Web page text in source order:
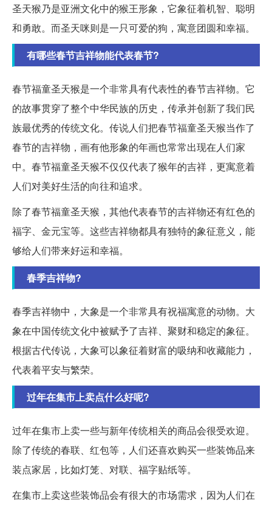
圣天猴乃是亚洲文化中的猴王形象，它象征着机智、聪明
和勇敢。而圣天咪则是一只可爱的狗，寓意团圆和幸福。
有哪些春节吉祥物能代表春节?
春节福童圣天猴是一个非常具有代表性的春节吉祥物。它
的故事贯穿了整个中华民族的历史，传承并创新了我们民
族最优秀的传统文化。传说人们把春节福童圣天猴当作了
春节的吉祥物，画有他形象的年画也常常出现在人们家
中。春节福童圣天猴不仅仅代表了猴年的吉祥，更寓意着
人们对美好生活的向往和追求。
除了春节福童圣天猴，其他代表春节的吉祥物还有红色的
福字、金元宝等。这些吉祥物都具有独特的象征意义，能
够给人们带来好运和幸福。
春季吉祥物?
春季吉祥物中，大象是一个非常具有祝福寓意的动物。大
象在中国传统文化中被赋予了吉祥、聚财和稳定的象征。
根据古代传说，大象可以象征着财富的吸纳和收藏能力，
代表着平安与繁荣。
过年在集市上卖点什么好呢?
过年在集市上卖一些与新年传统相关的商品会很受欢迎。
除了传统的春联、红包等，人们还喜欢购买一些装饰品来
装点家居，比如灯笼、对联、福字贴纸等。
在集市上卖这些装饰品会有很大的市场需求，因为人们在